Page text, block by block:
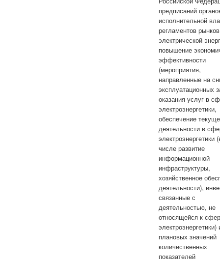
предписаний
исполнительной
регламентов рынков
электрической
повышение
эффективности
(мероприятия,
направленные на
эксплуатационных
оказания услуг в
электроэнергетики,
обеспечение
деятельности в
электроэнергетики
числе развитие
информационной
инфраструктуры,
хозяйственное
деятельности),
связанные с
деятельностью, не
относящейся к
электроэнергетики)
плановых значений
количественных
показателей